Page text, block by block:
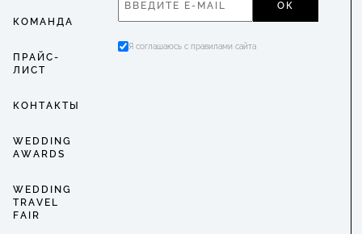
КОМАНДА
ПРАЙС-
ЛИСТ
КОНТАКТЫ
WEDDING
AWARDS
WEDDING
TRAVEL
FAIR
ОК
Я соглашаюсь с правилами сайта